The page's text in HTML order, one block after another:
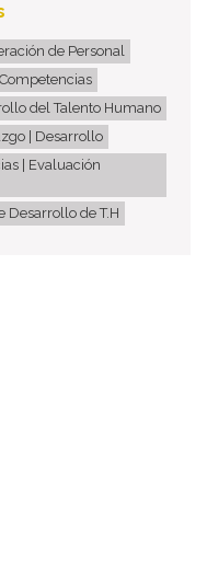
de Personal
del Talento Humano
| Desarrollo
| Evaluación
Desarrollo de T.H